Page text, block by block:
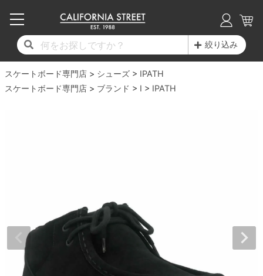
絞り込み
スケートボード専門店 シューズ
IPATH
スケートボード専門店
ブランド I IPATH
17時までのご注文は当日発送！
11,000円以上で送料無料！
毎月1日はポイント5倍！10日と20日は3倍！
17時までのご注文は当日発送！
11,000円以上で送料無料！
毎月1日はポイント5倍！10日と20日は3倍！
子供用デッキ
7.0inch以下
7.7inch
7.8inch
17時までのご注文は当日発送！
11,000円以上で送料無料！
毎月1日はポイント5倍！10日と20日は3倍！
7.0inch以下
7.2inch
7.8inch
7.9inch
17時までのご注文は当日発送！
11,000円以上で送料無料！
毎月1日はポイント5倍！10日と20日は3倍！
50mm
51mm
56mm
57mm
ボーンズ XF（エックスフォーミュラ）
ボーンズ STF（エスティーエフ）
ベアリング
17時までのご注文は当日発送！
11,000円以上で送料無料！
毎月1日はポイント5倍！10日と20日は3倍！
20cm
21cm
24cm
24.5cm
インソール
シューレース・その他
17時までのご注文は当日発送！
11,000円以上で送料無料！
毎月1日はポイント5倍！10日と20日は3倍！
トレーナー・セーター
17時までのご注文は当日発送！
11,000円以上で送料無料！
毎月1日はポイント5倍！10日と20日は3倍！
17時までのご注文は当日発送！
11,000円以上で送料無料！
毎月1日はポイント5倍！10日と20日は3倍！
ブランド紹介
INFO
17時までのご注文は当日発送！
11,000円以上で送料無料！
毎月1日はポイント5倍！10日と20日は3倍！
求人情報
プライバシーポリシー